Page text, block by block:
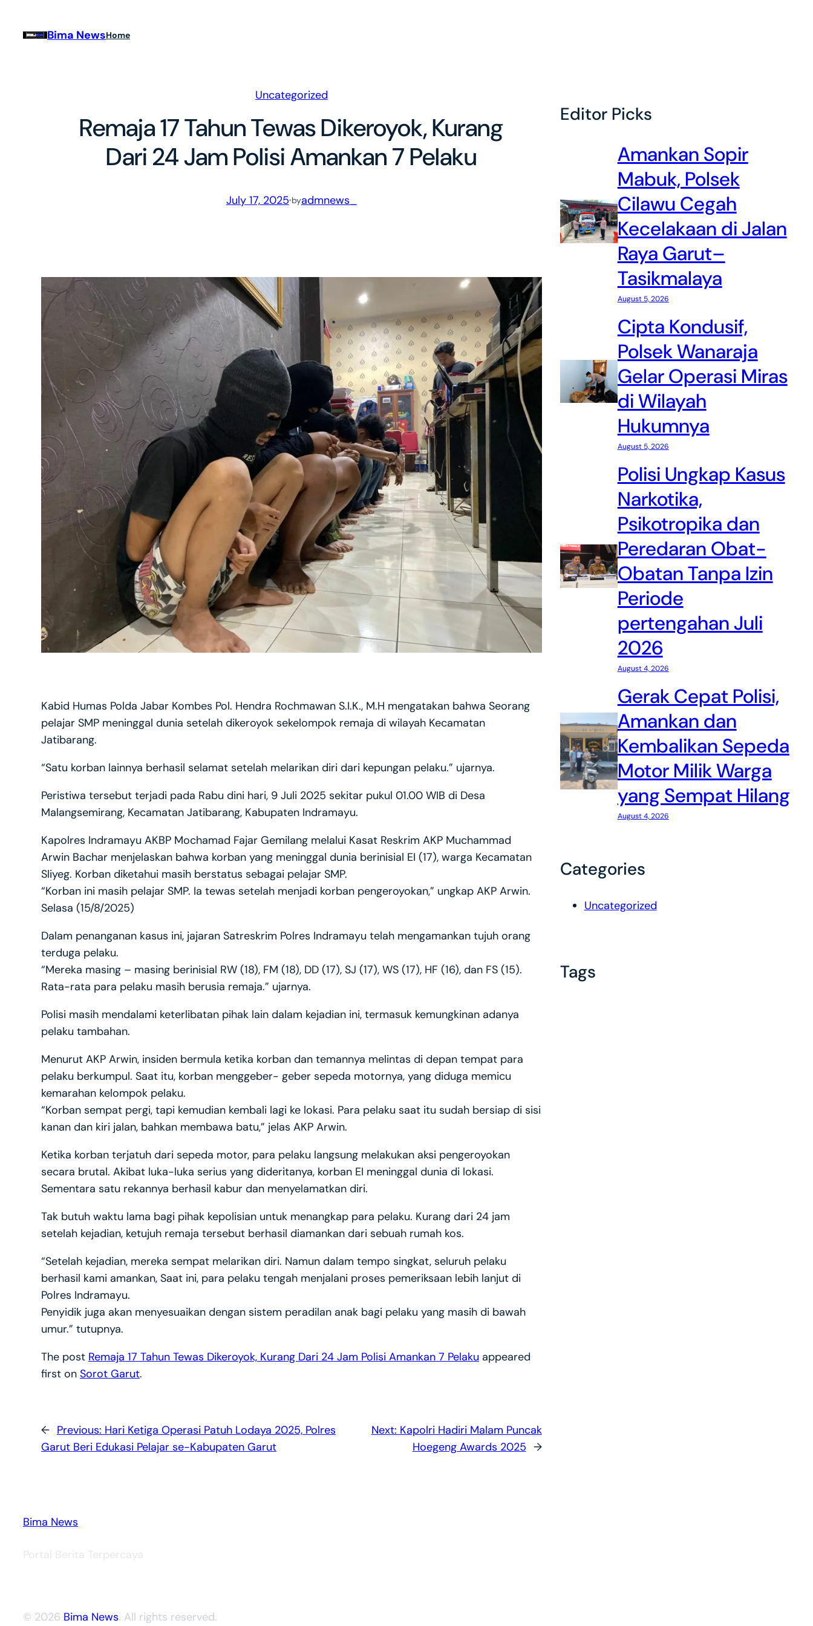
Bima NewsHome
Uncategorized
Remaja 17 Tahun Tewas Dikeroyok, Kurang
Dari 24 Jam Polisi Amankan 7 Pelaku
July 17, 2025·byadmnews_
Kabid Humas Polda Jabar Kombes Pol. Hendra Rochmawan S.I.K., M.H mengatakan bahwa Seorang
pelajar SMP meninggal dunia setelah dikeroyok sekelompok remaja di wilayah Kecamatan
Jatibarang.
“Satu korban lainnya berhasil selamat setelah melarikan diri dari kepungan pelaku.” ujarnya.
Peristiwa tersebut terjadi pada Rabu dini hari, 9 Juli 2025 sekitar pukul 01.00 WIB di Desa
Malangsemirang, Kecamatan Jatibarang, Kabupaten Indramayu.
Kapolres Indramayu AKBP Mochamad Fajar Gemilang melalui Kasat Reskrim AKP Muchammad
Arwin Bachar menjelaskan bahwa korban yang meninggal dunia berinisial EI (17), warga Kecamatan
Sliyeg. Korban diketahui masih berstatus sebagai pelajar SMP.
“Korban ini masih pelajar SMP. Ia tewas setelah menjadi korban pengeroyokan,” ungkap AKP Arwin.
Selasa (15/8/2025)
Dalam penanganan kasus ini, jajaran Satreskrim Polres Indramayu telah mengamankan tujuh orang
terduga pelaku.
“Mereka masing – masing berinisial RW (18), FM (18), DD (17), SJ (17), WS (17), HF (16), dan FS (15).
Rata-rata para pelaku masih berusia remaja.” ujarnya.
Polisi masih mendalami keterlibatan pihak lain dalam kejadian ini, termasuk kemungkinan adanya
pelaku tambahan.
Menurut AKP Arwin, insiden bermula ketika korban dan temannya melintas di depan tempat para
pelaku berkumpul. Saat itu, korban menggeber- geber sepeda motornya, yang diduga memicu
kemarahan kelompok pelaku.
“Korban sempat pergi, tapi kemudian kembali lagi ke lokasi. Para pelaku saat itu sudah bersiap di sisi
kanan dan kiri jalan, bahkan membawa batu,” jelas AKP Arwin.
Ketika korban terjatuh dari sepeda motor, para pelaku langsung melakukan aksi pengeroyokan
secara brutal. Akibat luka-luka serius yang dideritanya, korban EI meninggal dunia di lokasi.
Sementara satu rekannya berhasil kabur dan menyelamatkan diri.
Tak butuh waktu lama bagi pihak kepolisian untuk menangkap para pelaku. Kurang dari 24 jam
setelah kejadian, ketujuh remaja tersebut berhasil diamankan dari sebuah rumah kos.
“Setelah kejadian, mereka sempat melarikan diri. Namun dalam tempo singkat, seluruh pelaku
berhasil kami amankan, Saat ini, para pelaku tengah menjalani proses pemeriksaan lebih lanjut di
Polres Indramayu.
Penyidik juga akan menyesuaikan dengan sistem peradilan anak bagi pelaku yang masih di bawah
umur.” tutupnya.
The post Remaja 17 Tahun Tewas Dikeroyok, Kurang Dari 24 Jam Polisi Amankan 7 Pelaku appeared
first on Sorot Garut.
← Previous: Hari Ketiga Operasi Patuh Lodaya 2025, Polres
Garut Beri Edukasi Pelajar se-Kabupaten Garut
Next: Kapolri Hadiri Malam Puncak
Hoegeng Awards 2025 →
Editor Picks
Amankan Sopir
Mabuk, Polsek
Cilawu Cegah
Kecelakaan di Jalan
Raya Garut–
Tasikmalaya
August 5, 2026
Cipta Kondusif,
Polsek Wanaraja
Gelar Operasi Miras
di Wilayah
Hukumnya
August 5, 2026
Polisi Ungkap Kasus
Narkotika,
Psikotropika dan
Peredaran Obat-
Obatan Tanpa Izin
Periode
pertengahan Juli
2026
August 4, 2026
Gerak Cepat Polisi,
Amankan dan
Kembalikan Sepeda
Motor Milik Warga
yang Sempat Hilang
August 4, 2026
Categories
Uncategorized
Tags
Bima News
Portal Berita Terpercaya
© 2026 Bima News. All rights reserved.